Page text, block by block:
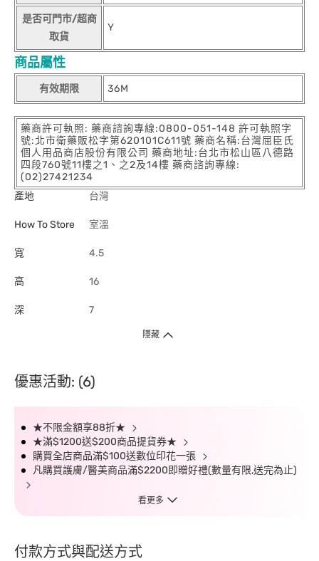
是否可門市/超商
取貨
Y
商品屬性
有效期限 36M
藥商許可執照: 藥商諮詢專線:0800-051-148 許可執照字
號:北市衛藥販松字第620101C611號 藥商名稱:台灣屈臣氏
個人用品商店股份有限公司 藥商地址:台北市松山區八德路
四段760號11樓之1、之2及14樓 藥商諮詢專線:
(02)27421234
產地
台灣
How To Store 室溫
寬 4.5
高 16
深 7
隱藏
優惠活動: (6)
★不限金額享88折★
★滿$1200送$200商品提貨券★
購買全店商品滿$100送數位印花一張
凡購買護膚/醫美商品滿$2200即贈好禮(數量有限,送完為止)
看更多
付款方式與配送方式